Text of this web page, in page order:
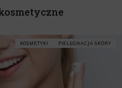
KOSMETYKI PIELĘGNACJA SKÓRY